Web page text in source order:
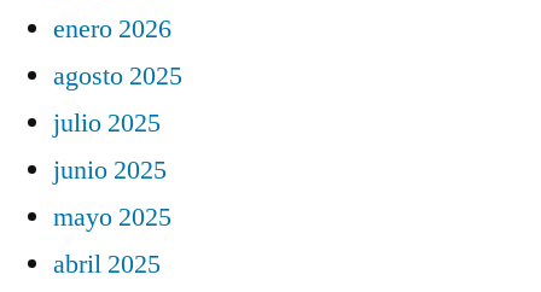
enero 2026
agosto 2025
julio 2025
junio 2025
mayo 2025
abril 2025